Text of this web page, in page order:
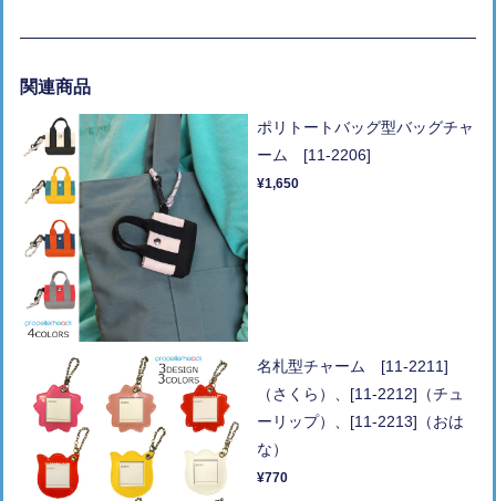
関連商品
ポリトートバッグ型バッグチャ
ーム [11-2206]
¥1,650
名札型チャーム [11-2211]
（さくら）、[11-2212]（チュ
ーリップ）、[11-2213]（おは
な）
¥770